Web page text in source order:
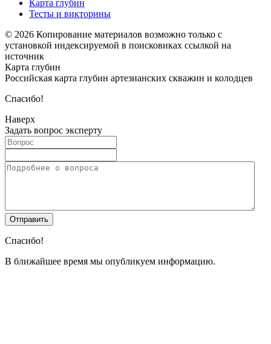
Карта глубин
Тесты и викторины
© 2026 Копирование материалов возможно только с
установкой индексируемой в поисковиках ссылкой на
источник
Карта глубин
Российская карта глубин артезианских скважин и колодцев
Спасибо!
Наверх
Задать вопрос эксперту
Спасибо!
В ближайшее время мы опубликуем информацию.